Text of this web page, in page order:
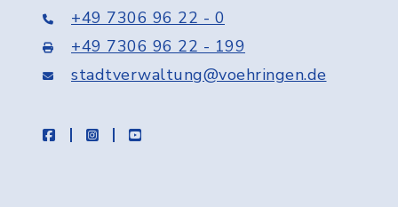
+49 7306 96 22 - 0
+49 7306 96 22 - 199
stadtverwaltung@voehringen.de
facebookinstagramyoutube